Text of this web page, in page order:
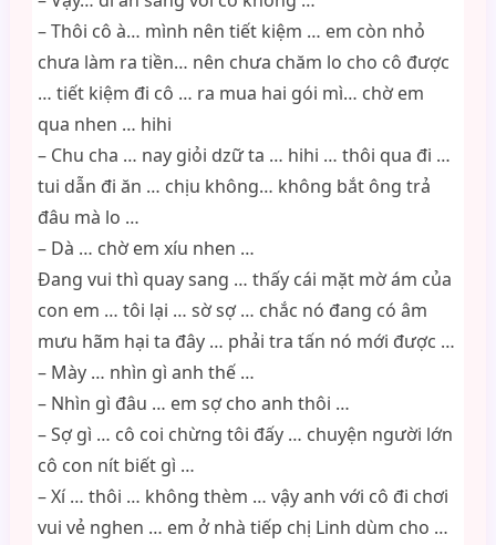
– Thôi cô à… mình nên tiết kiệm … em còn nhỏ
chưa làm ra tiền… nên chưa chăm lo cho cô được
… tiết kiệm đi cô … ra mua hai gói mì… chờ em
qua nhen … hihi
– Chu cha … nay giỏi dzữ ta … hihi … thôi qua đi …
tui dẫn đi ăn … chịu không… không bắt ông trả
đâu mà lo …
– Dà … chờ em xíu nhen …
Đang vui thì quay sang … thấy cái mặt mờ ám của
con em … tôi lại … sờ sợ … chắc nó đang có âm
mưu hãm hại ta đây … phải tra tấn nó mới được …
– Mày … nhìn gì anh thế …
– Nhìn gì đâu … em sợ cho anh thôi …
– Sợ gì … cô coi chừng tôi đấy … chuyện người lớn
cô con nít biết gì …
– Xí … thôi … không thèm … vậy anh với cô đi chơi
vui vẻ nghen … em ở nhà tiếp chị Linh dùm cho …